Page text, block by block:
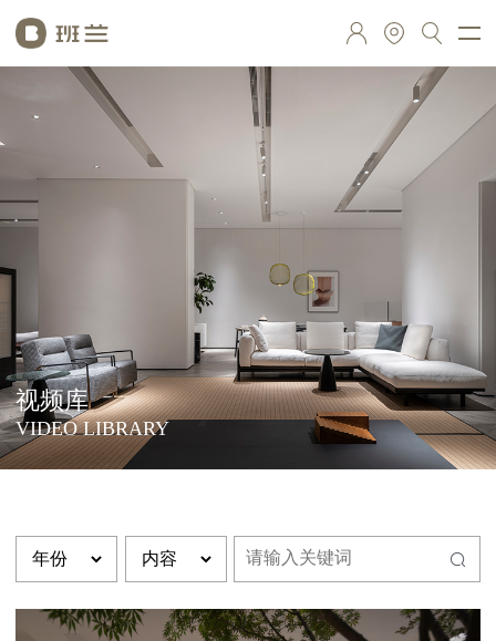
视频库
VIDEO LIBRARY